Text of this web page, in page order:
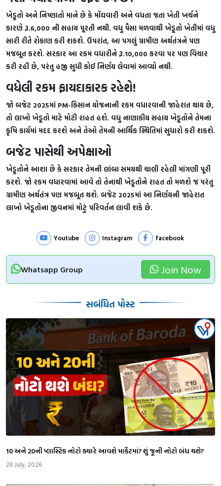
ખેડૂતો અને નિષ્ણાતો માને છે કે મોંઘવારી અને વધતા જતા ખેતી ખર્ચને
કારણે રૂ.6,000 ની સહાય પૂરતી નથી. વધુ પૈસા મળવાથી ખેડૂતો ખેતીમાં વધુ
સારી રીતે રોકાણ કરી શકશે. ઉપરાંત, આ પગલું ગ્રામીણ અર્થતંત્રને પણ
મજબૂત કરશે. સરકાર આ રકમ વધારીને રૂ.10,000 કરવા પર પણ વિચાર
કરી રહી છે, પરંતુ હજી સુધી કોઈ નિર્ણય લેવામાં આવ્યો નથી.
વધેલી રકમ ફાયદાકારક રહેશે!
જો બજેટ 2025માં PM-કિસાન યોજનાની રકમ વધારવાની જાહેરાત થાય છે,
તો લાખો ખેડૂતો માટે મોટી રાહત હશે. વધુ નાણાકીય સહાય ખેડૂતોને તેમના
કૃષિ કાર્યમાં મદદ કરશે અને તેઓ તેમની આર્થિક સ્થિતિમાં સુધારો કરી શકશે.
બજેટ પાસેથી અપેક્ષાઓ
ખેડૂતોને આશા છે કે સરકાર તેમની લાંબા સમયથી ચાલી રહેલી માંગણી પૂરી
કરશે. જો રકમ વધારવામાં આવે તો તેનાથી ખેડૂતોને રાહત તો મળશે જ પરંતુ
ગ્રામીણ અર્થતંત્ર પણ મજબૂત થશે. બજેટ 2025માં આ નિર્ણયની જાહેરાત
લાખો ખેડૂતોના જીવનમાં મોટું પરિવર્તન લાવી શકે છે.
Youtube Instagram facebook
Whatsapp Group Join Now
સબંધિત પોસ્ટ
₹10 અને ₹20ની પ્લાસ્ટિક નોટો ક્યારે આવશે માર્કેટમાં? શું જૂની નોટો બંધ થશે?
28 July, 2026